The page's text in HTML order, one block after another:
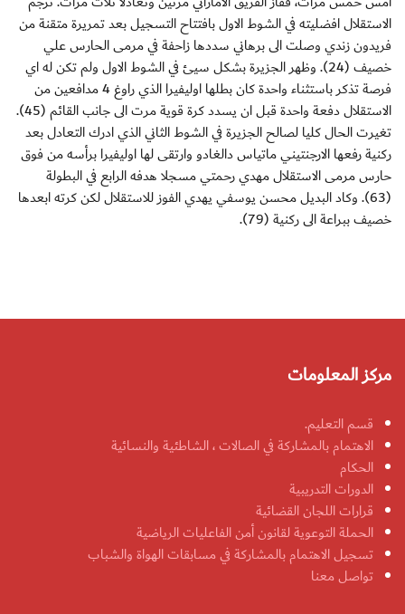
الاستقلال افضليته في الشوط الاول بافتتاح التسجيل بعد تمريرة متقنة من
فريدون زندي وصلت الى برهاني سددها زاحفة في مرمى الحارس علي
خصيف (24). وظهر الجزيرة بشكل سيئ في الشوط الاول ولم تكن له اي
فرصة تذكر باستثناء واحدة كان بطلها اوليفيرا الذي راوغ 4 مدافعين من
الاستقلال دفعة واحدة قبل ان يسدد كرة قوية مرت الى جانب القائم (45).
تغيرت الحال كليا لصالح الجزيرة في الشوط الثاني الذي ادرك التعادل بعد
ركنية رفعها الارجنتيني ماتياس دالغادو وارتقى لها اوليفيرا برأسه من فوق
حارس مرمى الاستقلال مهدي رحمتي مسجلا هدفه الرابع في البطولة
(63). وكاد البديل محسن يوسفي يهدي الفوز للاستقلال لكن كرته ابعدها
خصيف ببراعة الى ركنية (79).
مركز المعلومات
قسم التعليم.
الاهتمام بالمشاركة في الصالات ، الشاطئية والنسائية
الحكام
الدورات التدريبية
قرارات اللجان القضائية
الحملة التوعوية لقانون أمن الفاعليات الرياضية
تسجيل الاهتمام بالمشاركة في مسابقات الهواة والشباب
تواصل معنا